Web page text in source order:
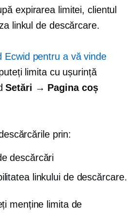
expirarea limitei, clientul
linkul de descărcare.
Ecwid pentru a vă vinde
limita cu ușurință
Setări → Pagina coș
prin:
descărcări
linkului de descărcare.
menține limita de